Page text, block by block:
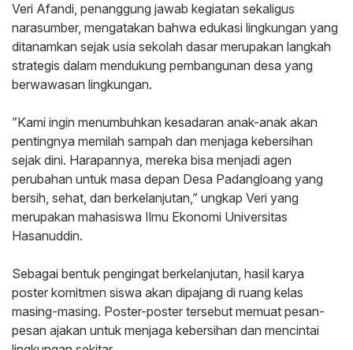
‎Veri Afandi, penanggung jawab kegiatan sekaligus
narasumber, mengatakan bahwa edukasi lingkungan yang
ditanamkan sejak usia sekolah dasar merupakan langkah
strategis dalam mendukung pembangunan desa yang
berwawasan lingkungan.
‎”Kami ingin menumbuhkan kesadaran anak-anak akan
pentingnya memilah sampah dan menjaga kebersihan
sejak dini. Harapannya, mereka bisa menjadi agen
perubahan untuk masa depan Desa Padangloang yang
bersih, sehat, dan berkelanjutan,” ungkap Veri yang
merupakan mahasiswa Ilmu Ekonomi Universitas
Hasanuddin.
‎Sebagai bentuk pengingat berkelanjutan, hasil karya
poster komitmen siswa akan dipajang di ruang kelas
masing-masing. Poster-poster tersebut memuat pesan-
pesan ajakan untuk menjaga kebersihan dan mencintai